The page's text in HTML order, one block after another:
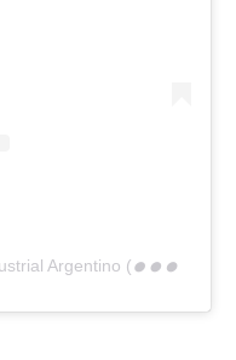
A
post shared by Consejo Agroindustrial Argentino (@agroindarg)